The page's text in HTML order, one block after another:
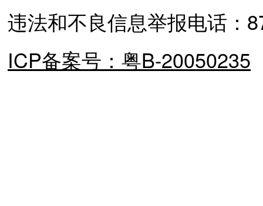
违法和不良信息举报电话：
ICP备案号：粤B-20050235